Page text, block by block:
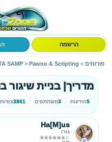
הרשמה
פורומים >
SAMP > Pawno & Scripting
מדריך| בניית שיגור
5הודעות 3משתתפים 3861צפיות
Ha[M]us
גורו